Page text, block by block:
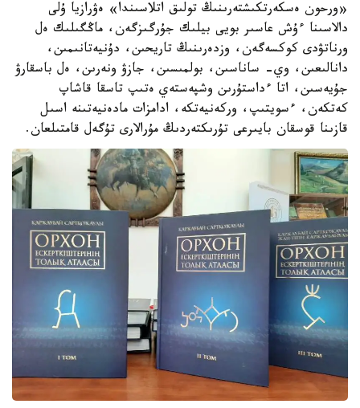
«ورحون ەسكەرتكىشتەرىنىڭ تولىق اتلاسىندا» ەۋرازيا ۇلى
دالاسىنا ءۇش عاسىر بويى بيلىك جۇرگىزگەن، ماڭگىلىك ەل
ورناتۋدى كوكسەگەن، وزدەرىنىڭ تاريحىن، دۇنيەتانىمىن،
دانالىعىن، وي- ساناسىن، بولمىسىن، جازۋ ونەرىن، ەل باسقارۋ
جۇيەسىن، اتا ءداستۇرىن وشپەستەي ەتىپ تاسقا قاشاپ
كەتكەن، ءسويتىپ، وركەنيەتكە، ادامزات مادەنيەتىنە اسىل
قازىنا قوسقان بايىرعى تۇرىكتەردىڭ مۇرالارى تۇگەل قامتىلعان.